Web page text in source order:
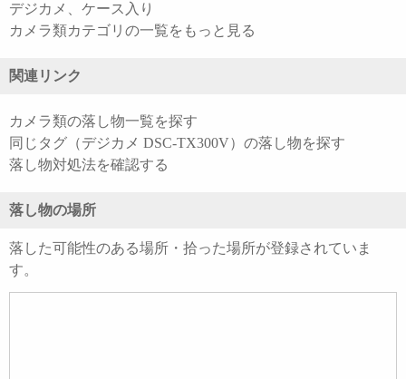
デジカメ、ケース入り
カメラ類カテゴリの一覧をもっと見る
関連リンク
カメラ類の落し物一覧を探す
同じタグ（デジカメ DSC-TX300V）の落し物を探す
落し物対処法を確認する
落し物の場所
落した可能性のある場所・拾った場所が登録されていま
す。